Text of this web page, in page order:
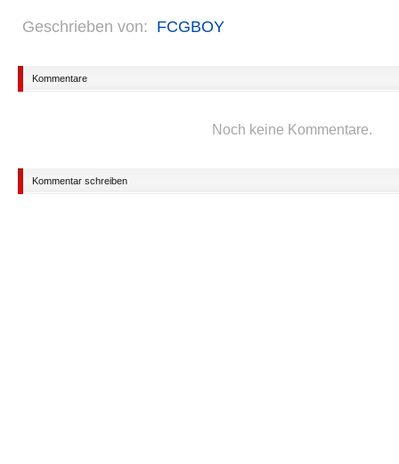
Geschrieben von: FCGBOY
Kommentare
Noch keine Kommentare.
Kommentar schreiben